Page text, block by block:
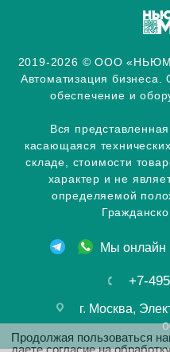
2019-2026 © ООО
Автоматизация
обеспечение и
Вся
касающаяся
складе, стоимости
характер и не
определяемой
Мы онлайн
+7-
г. Москва,
Продолжая пользоваться
даете согласие на